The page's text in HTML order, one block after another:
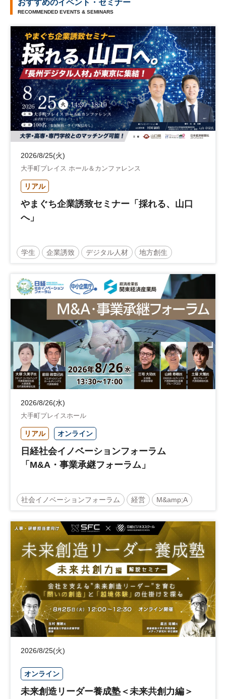
おすすめのイベント・セミナー
RECOMMENDED EVENTS & SEMINARS
2026/8/25(火)
大手町プレイス ホール＆カンファレンス
リアル
やまぐち企業誘致セミナー「採れる、山口
へ」
学生 企業誘致 デジタル人材 地方創生
地域活性化 自治体
2026/8/26(水)
大手町プレイスホール
リアル オンライン
日経社会イノベーションフォーラム
「M&A・事業承継フォーラム」
社会イノベーションフォーラム 経営 M&amp;A
事業承継 中堅中小企業
日経社会イノベーションフォーラム 参加無料
2026/8/25(火)
オンライン
未来創造リーダー養成塾＜未来共創力編＞